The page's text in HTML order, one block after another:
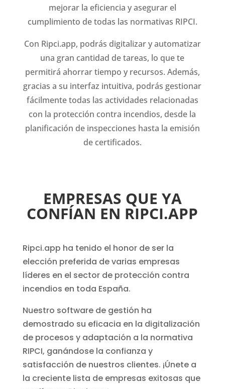
mejorar la eficiencia y asegurar el
cumplimiento de todas las normativas RIPCI.
Con Ripci.app, podrás digitalizar y automatizar
una gran cantidad de tareas, lo que te
permitirá ahorrar tiempo y recursos. Además,
gracias a su interfaz intuitiva, podrás gestionar
fácilmente todas las actividades relacionadas
con la protección contra incendios, desde la
planificación de inspecciones hasta la emisión
de certificados.
EMPRESAS QUE YA
CONFÍAN EN RIPCI.APP
Ripci.app ha tenido el honor de ser la
elección preferida de varias empresas
líderes en el sector de protección contra
incendios en toda España.
Nuestro software de gestión ha
demostrado su eficacia en la digitalización
de procesos y adaptación a la normativa
RIPCI, ganándose la confianza y
satisfacción de nuestros clientes. ¡Únete a
la creciente lista de empresas exitosas que